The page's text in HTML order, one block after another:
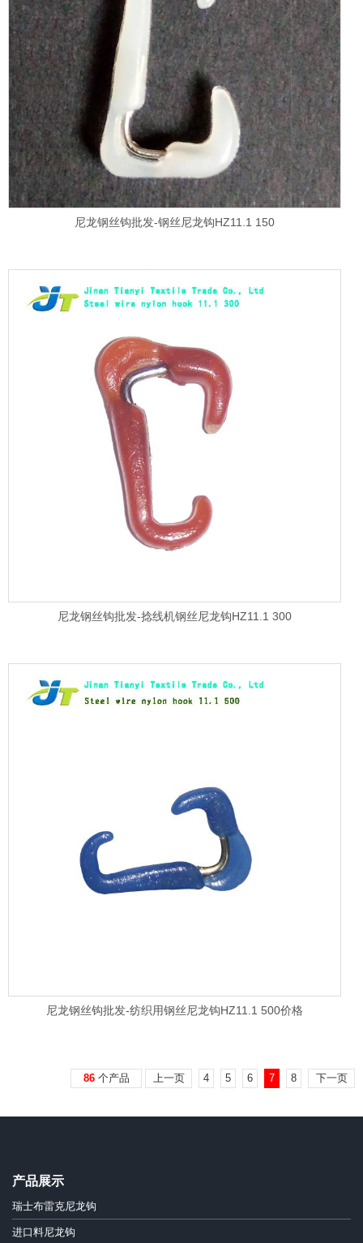
尼龙钢丝钩批发-钢丝尼龙钩HZ11.1 150
尼龙钢丝钩批发-捻线机钢丝尼龙钩HZ11.1 300
尼龙钢丝钩批发-纺织用钢丝尼龙钩HZ11.1 500价格
86个产品 上一页 4 5 6 7 8 下一页
产品展示
瑞士布雷克尼龙钩
进口料尼龙钩